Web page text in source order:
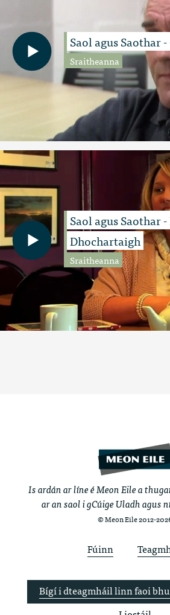
Saol agus Saothar
Sraitheanna
Saol agus Saothar
Dhochartaigh
Sraitheanna
Is ardán ar líne é Meon Eile a
ar an saol i gCúige Uladh agus
© Meon Eile 2012-
Fúinn
Bígí i dteagmháil linn faoi